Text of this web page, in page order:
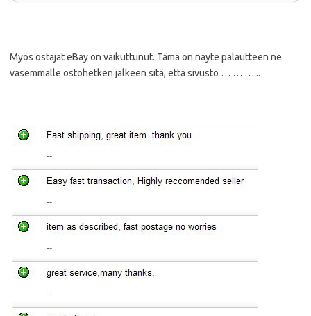
Myös ostajat eBay on vaikuttunut. Tämä on näyte palautteen ne
vasemmalle ostohetken jälkeen sitä, että sivusto … … … ..